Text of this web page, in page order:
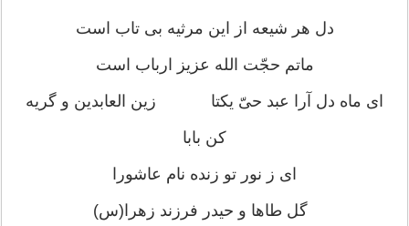
دل هر شیعه از این مرثیه بی تاب است
ماتم حجّت الله عزیز ارباب است
ای ماه دل آرا عبد حیّ یکتا زین العابدین و گریه
کن بابا
ای ز نور تو زنده نام عاشورا
گل طاها و حیدر فرزند زهرا(س)